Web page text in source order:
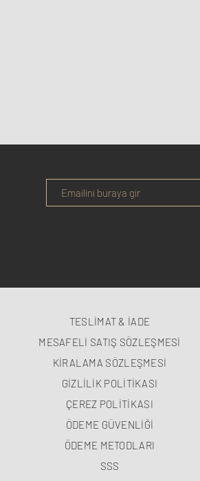
TESLİMAT & İADE
MESAFELİ SATIŞ SÖZLEŞMESİ
KİRALAMA SÖZLEŞMESİ
GİZLİLİK POLİTİKASI
ÇEREZ POLİTİKASI
ÖDEME GÜVENLİĞİ
ÖDEME METODLARI
SSS